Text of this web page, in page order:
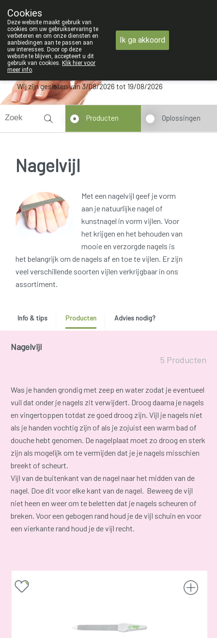
09 228 32 36
Wij zijn gesloten van 3/08/2026 tot 19/08/2026
Producten Oplossingen
Nagelvijl
Met een nagelvijl geef je vorm
aan je natuurlijke nagel of
kunstnagel in vorm vijlen. Voor
het krijgen en het behouden van
mooie en verzorgde nagels is
het belangrijk om de nagels af en toe te vijlen. Er zijn
veel verschillende soorten vijlen verkrijgbaar in ons
assortiment.
Info & tips Producten Advies nodig?
Nagelvijl
5 Producten
Was je handen grondig met zeep en water zodat je eventueel
vuil dat onder je nagels zit verwijdert. Droog daarna je nagels
en vingertoppen totdat ze goed droog zijn. Vijl je nagels niet
als je handen vochtig zijn of als je zojuist een warm bad of
douche hebt genomen. De nagelplaat moet zo droog en sterk
zijn als mogelijk om te vermijden dat je je nagels misschien
breekt of scheurt.
Vijl van de buitenkant van de nagel naar het midden van de
nagel. Doe dit voor elke kant van de nagel. Beweeg de vijl
niet heen en weer om te beletten dat je nagels scheuren of
breken. Voor een gebogen rand houd je de vijl schuin en voor
een vierkante rand houd je de vijl recht.
Cookies
Deze website maakt gebruik van
cookies om uw gebruikservaring te
verbeteren en om onze diensten en
aanbiedingen aan te passen aan
uw interesses. Door op deze
website te blijven, accepteert u dit
gebruik van cookies. Klik hier voor
meer info.
Ik ga akkoord